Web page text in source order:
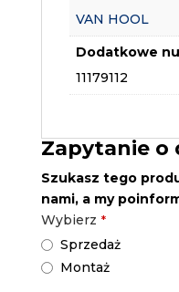
VAN HOOL
Dodatkowe
11179112
Zapytanie o
Szukasz tego
nami, a my
Wybierz *
Sprzedaż
Montaż